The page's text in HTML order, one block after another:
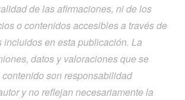
de las afirmaciones, ni de los
o contenidos accesibles a través de
incluidos en esta publicación. La
datos y valoraciones que se
son responsabilidad
y no reflejan necesariamente la